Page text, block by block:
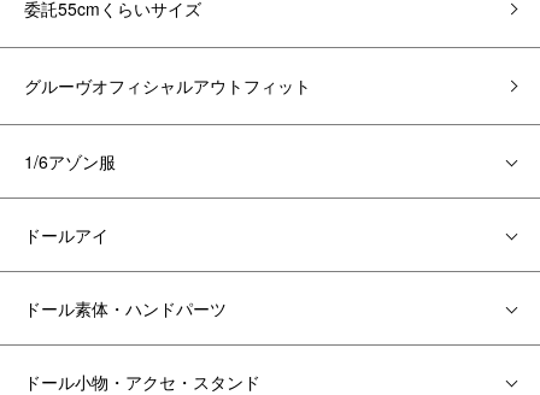
委託55cmくらいサイズ
グルーヴオフィシャルアウトフィット
1/6アゾン服
ドールアイ
ドール素体・ハンドパーツ
ドール小物・アクセ・スタンド